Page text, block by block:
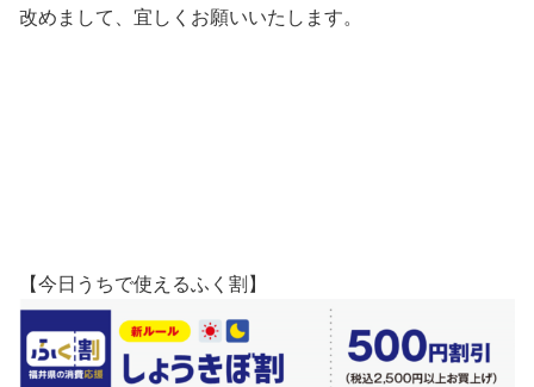
改めまして、宜しくお願いいたします。
【今日うちで使えるふく割】